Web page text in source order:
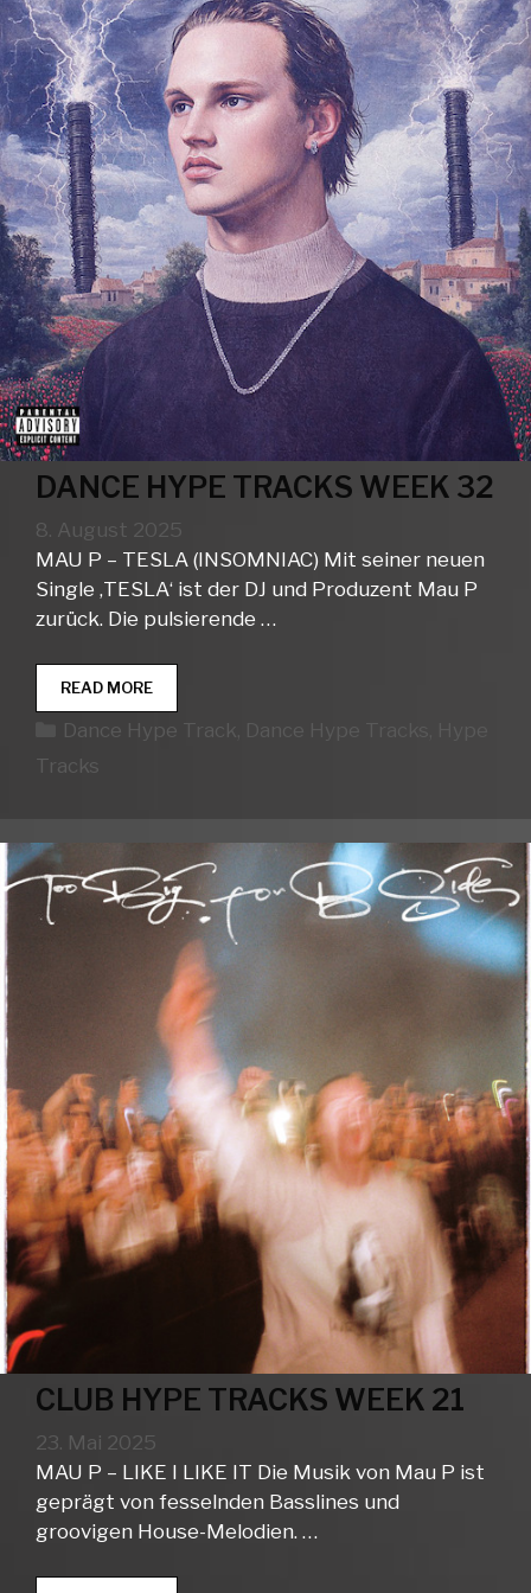
DANCE HYPE TRACKS WEEK 32
8. August 2025
MAU P – TESLA (INSOMNIAC) Mit seiner neuen
Single ‚TESLA‘ ist der DJ und Produzent Mau P
zurück. Die pulsierende …
READ MOREDANCE
HYPE
TRACKS
Kategorien
Dance Hype Track, Dance Hype Tracks
Tracks
CLUB HYPE TRACKS WEEK 21
23. Mai 2025
MAU P – LIKE I LIKE IT Die Musik von Mau P ist
geprägt von fesselnden Basslines und
groovigen House-Melodien. …